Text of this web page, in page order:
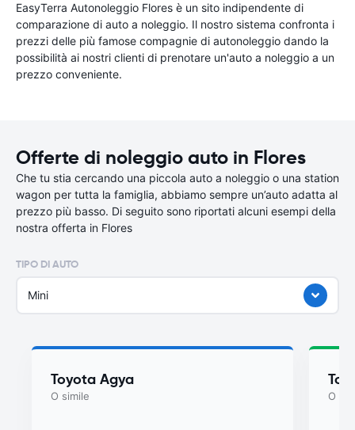
EasyTerra Autonoleggio Flores è un sito indipendente di
comparazione di auto a noleggio. Il nostro sistema confronta i
prezzi delle più famose compagnie di autonoleggio dando la
possibilità ai nostri clienti di prenotare un'auto a noleggio a un
prezzo conveniente.
Offerte di noleggio auto in Flores
Che tu stia cercando una piccola auto a noleggio o una station
wagon per tutta la famiglia, abbiamo sempre un’auto adatta al
prezzo più basso. Di seguito sono riportati alcuni esempi della
nostra offerta in Flores
TIPO DI AUTO
Mini
Toyota Agya
O simile O